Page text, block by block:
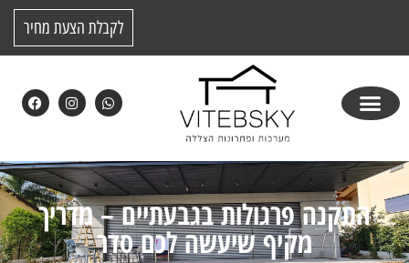
לקבלת הצעת מחיר
התקנה פרגולות בגבעתיים – מדריך
מקיף שיעשה לכם סדר